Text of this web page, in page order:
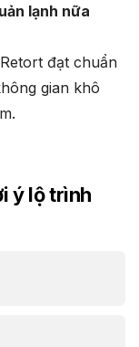
lạnh nữa
đạt chuẩn
gian khô
ý lộ trình